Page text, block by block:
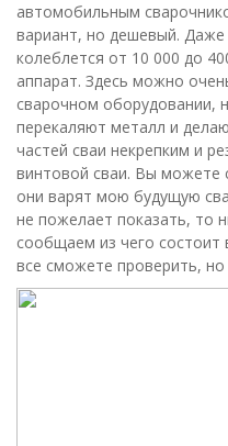
автомобильным
вариант, но дешевый.
колеблется от 10 000 до
аппарат. Здесь можно
сварочном оборудовании,
перекаляют металл и
частей сваи некрепким и
винтовой сваи. Вы можете
они варят мою будущую
не пожелает показать, то
сообщаем из чего
все сможете проверить,